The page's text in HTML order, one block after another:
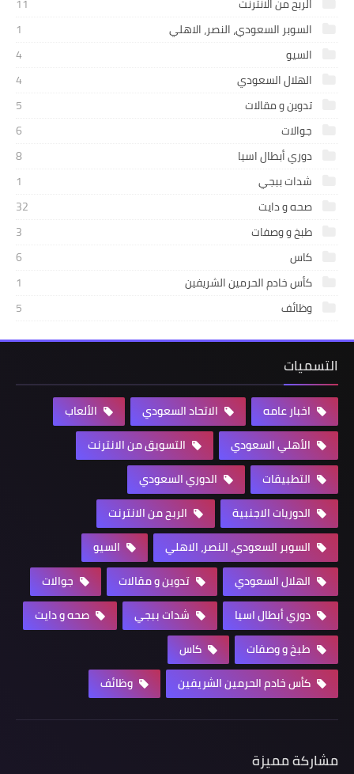
السوبر السعودي، النصر، الاهلي
1
السيو
4
الهلال السعودي
4
تدوين و مقالات
5
جوالات
6
دوري أبطال اسيا
8
شدات ببجي
1
صحه و دايت
32
طبخ و وصفات
3
كاس
6
كأس خادم الحرمين الشريفين
1
وظائف
5
التسميات
اخبار عامه الاتحاد السعودي
الألعاب
الأهلي السعودي
التسويق من الانترنت
التطبيقات
الدوري السعودي
الدوريات الاجنبية
الربح من الانترنت
السوبر السعودي، النصر، الاهلي
السيو
الهلال السعودي
تدوين و مقالات
جوالات
دوري أبطال اسيا
شدات ببجي
صحه و دايت
طبخ و وصفات
كاس
كأس خادم الحرمين الشريفين
وظائف
مشاركة مميزة